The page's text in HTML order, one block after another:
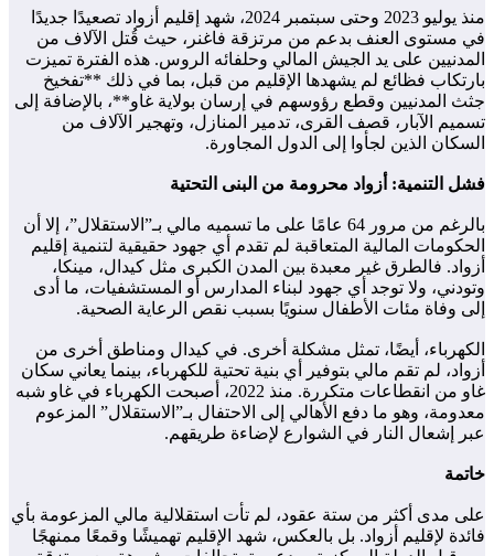
منذ يوليو 2023 وحتى سبتمبر 2024، شهد إقليم أزواد تصعيدًا جديدًا
في مستوى العنف بدعم من مرتزقة فاغنر، حيث قُتل الآلاف من
المدنيين على يد الجيش المالي وحلفائه الروس. هذه الفترة تميزت
بارتكاب فظائع لم يشهدها الإقليم من قبل، بما في ذلك **تفخيخ
جثث المدنيين وقطع رؤوسهم في إرسان بولاية غاو**، بالإضافة إلى
تسميم الآبار، قصف القرى، تدمير المنازل، وتهجير الآلاف من
السكان الذين لجأوا إلى الدول المجاورة.
فشل التنمية: أزواد محرومة من البنى التحتية
بالرغم من مرور 64 عامًا على ما تسميه مالي بـ”الاستقلال”، إلا أن
الحكومات المالية المتعاقبة لم تقدم أي جهود حقيقية لتنمية إقليم
أزواد. فالطرق غير معبدة بين المدن الكبرى مثل كيدال، مينكا،
وتودني، ولا توجد أي جهود لبناء المدارس أو المستشفيات، ما أدى
إلى وفاة مئات الأطفال سنويًا بسبب نقص الرعاية الصحية.
الكهرباء، أيضًا، تمثل مشكلة أخرى. في كيدال ومناطق أخرى من
أزواد، لم تقم مالي بتوفير أي بنية تحتية للكهرباء، بينما يعاني سكان
غاو من انقطاعات متكررة. منذ 2022، أصبحت الكهرباء في غاو شبه
معدومة، وهو ما دفع الأهالي إلى الاحتفال بـ”الاستقلال” المزعوم
عبر إشعال النار في الشوارع لإضاءة طريقهم.
خاتمة
على مدى أكثر من ستة عقود، لم تأت استقلالية مالي المزعومة بأي
فائدة لإقليم أزواد. بل بالعكس، شهد الإقليم تهميشًا وقمعًا ممنهجًا